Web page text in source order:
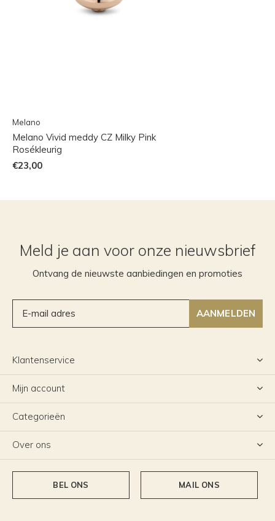
Melano
Melano Vivid meddy CZ Milky Pink
Rosékleurig
€23,00
Meld je aan voor onze nieuwsbrief
Ontvang de nieuwste aanbiedingen en promoties
AANMELDEN
Klantenservice
Mijn account
Categorieën
Over ons
BEL ONS MAIL ONS